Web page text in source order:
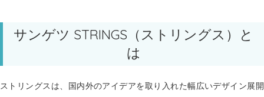
サンゲツ STRINGS（ストリングス）と
は
ストリングスは、国内外のアイデアを取り入れた幅広いデザイン展開